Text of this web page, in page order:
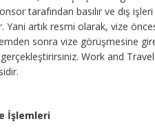
tarafından basılır ve dış
Yani artık resmi olarak, vize
sonra vize görüşmesine
Work and
İşlemleri